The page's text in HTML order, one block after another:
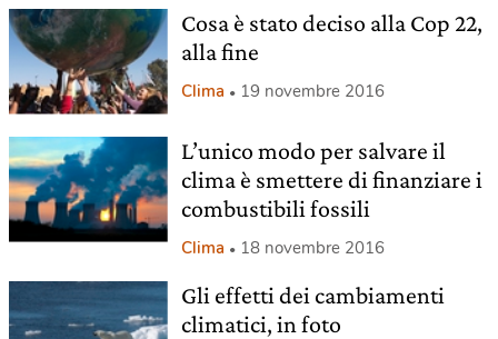
Cosa è stato deciso alla Cop 22,
alla fine
Clima 19 novembre 2016
L’unico modo per salvare il
clima è smettere di finanziare i
combustibili fossili
Clima 18 novembre 2016
Gli effetti dei cambiamenti
climatici, in foto